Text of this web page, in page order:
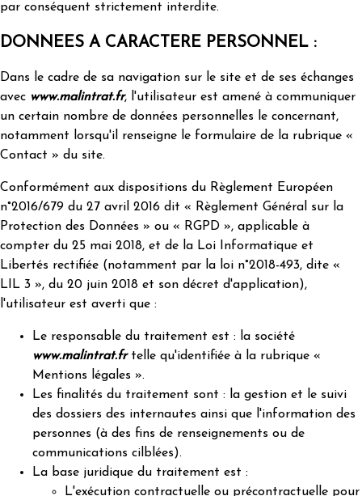
par conséquent strictement interdite.
DONNEES A CARACTERE PERSONNEL :
Dans le cadre de sa navigation sur le site et de ses échanges
avec www.malintrat.fr, l'utilisateur est amené à communiquer
un certain nombre de données personnelles le concernant,
notamment lorsqu'il renseigne le formulaire de la rubrique «
Contact » du site.
Conformément aux dispositions du Règlement Européen
n°2016/679 du 27 avril 2016 dit « Règlement Général sur la
Protection des Données » ou « RGPD », applicable à
compter du 25 mai 2018, et de la Loi Informatique et
Libertés rectifiée (notamment par la loi n°2018-493, dite «
LIL 3 », du 20 juin 2018 et son décret d'application),
l'utilisateur est averti que :
Le responsable du traitement est : la société
www.malintrat.frtelle qu'identifiée à la rubrique «
Mentions légales ».
Les finalités du traitement sont : la gestion et le suivi
des dossiers des internautes ainsi que l'information des
personnes (à des fins de renseignements ou de
communications cilblées).
La base juridique du traitement est :
L'exécution contractuelle ou précontractuelle pour